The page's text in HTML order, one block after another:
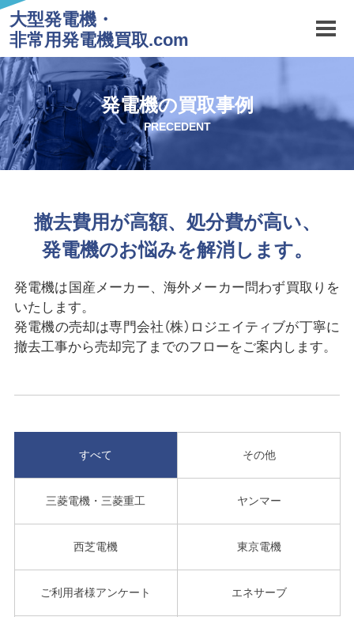
大型発電機・
非常用発電機買取.com
発電機の買取事例
PRECEDENT
撤去費用が高額、処分費が高い、
発電機のお悩みを解消します。
発電機は国産メーカー、海外メーカー問わず買取りを
いたします。
発電機の売却は専門会社（株）ロジエイティブが丁寧に
撤去工事から売却完了までのフローをご案内します。
すべて その他
三菱電機・三菱重工 ヤンマー
西芝電機 東京電機
ご利用者様アンケート エネサーブ